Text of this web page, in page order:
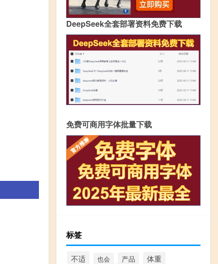
DeepSeek全套部署资料免费下载
免费可商用字体批量下载
标签
不适 也会 产品 体重